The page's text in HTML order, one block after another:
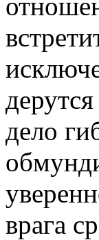
дело
врага